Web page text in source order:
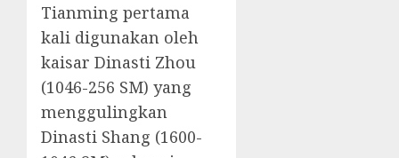
Tianming pertama
kali digunakan oleh
kaisar Dinasti Zhou
(1046-256 SM) yang
menggulingkan
Dinasti Shang (1600-